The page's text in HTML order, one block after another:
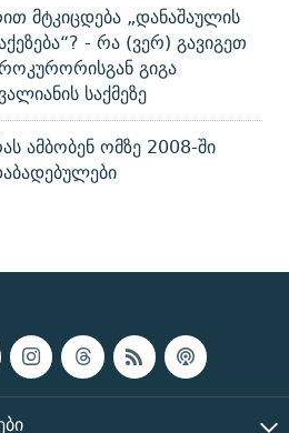
მტკიცდება „დანაშაულის
- რა (ვერ) გავიგეთ
გიგა
საქმეზე
ამბობენ ომზე 2008-ში